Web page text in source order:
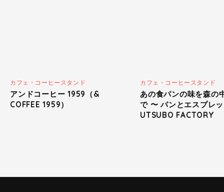
カフェ・コーヒースタンド
アンドコーヒー 1959（&
COFFEE 1959）
カフェ・コーヒースタンド
あの食パンの味を森の
で 〜 パンとエスプレ
UTSUBO FACTORY